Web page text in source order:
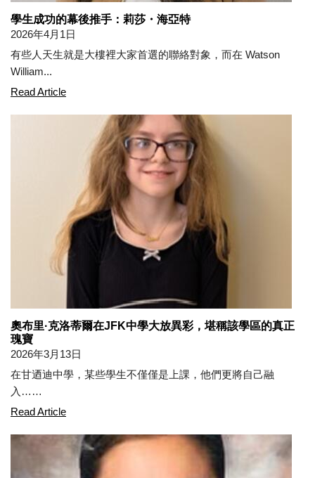
學生成功的幕後推手：莉莎・海亞特
2026年4月1日
有些人天生就是大樓裡大家首選的聯絡對象，而在 Watson
William...
Read ArticleThe Force Behind Student Success: Lisa Hyatt
奧布里·克洛蒂爾在JFK中學大放異彩，堪稱該學區的真正
瑰寶
2026年3月13日
在甘迺迪中學，某些學生不僅僅是上課，他們更將自己融
入……
Read ArticleAubree Cloutier Shines as a True District Gem at JFK